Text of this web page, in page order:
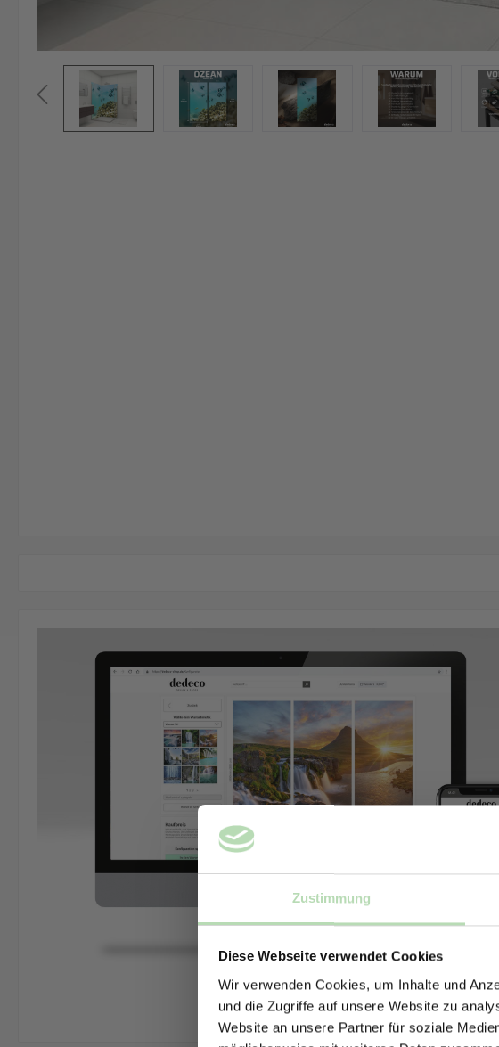
Zustimmung
Diese Webseite verwendet Cookies
Wir verwenden Cookies, um Inhalte und
und die Zugriffe auf unsere Website zu
Website an unsere Partner für soziale